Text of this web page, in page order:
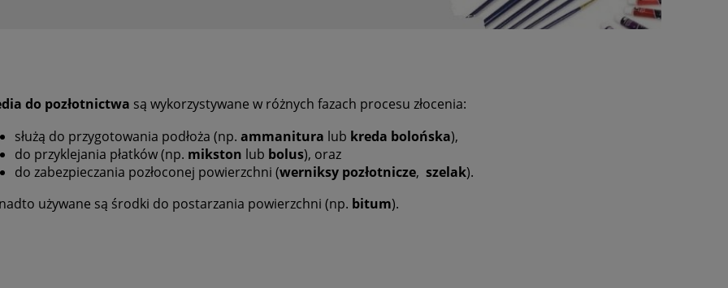
do pozłotnictwa są wykorzystywane w różnych fazach procesu złocenia:
służą do przygotowania podłoża (np. ammanitura lub kreda bolońska),
do przyklejania płatków (np. mikston lub bolus), oraz
do zabezpieczania pozłoconej powierzchni (werniksy pozłotnicze, szelak).
używane są środki do postarzania powierzchni (np. bitum).